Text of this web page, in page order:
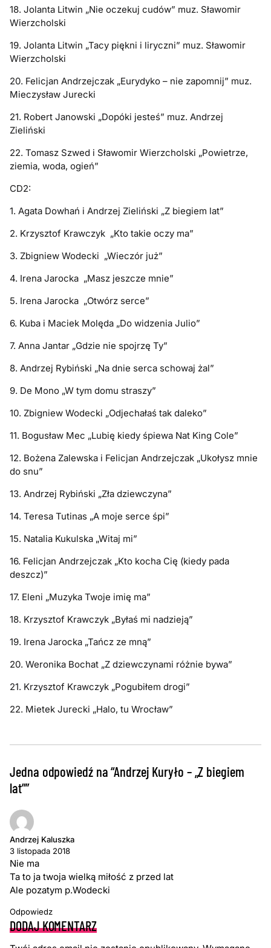
18. Jolanta Litwin „Nie oczekuj cudów” muz. Sławomir
Wierzcholski
19. Jolanta Litwin „Tacy piękni i liryczni” muz. Sławomir
Wierzcholski
20. Felicjan Andrzejczak „Eurydyko – nie zapomnij” muz.
Mieczysław Jurecki
21. Robert Janowski „Dopóki jesteś” muz. Andrzej
Zieliński
22. Tomasz Szwed i Sławomir Wierzcholski „Powietrze,
ziemia, woda, ogień”
CD2:
1. Agata Dowhań i Andrzej Zieliński „Z biegiem lat”
2. Krzysztof Krawczyk „Kto takie oczy ma”
3. Zbigniew Wodecki „Wieczór już”
4. Irena Jarocka „Masz jeszcze mnie”
5. Irena Jarocka „Otwórz serce”
6. Kuba i Maciek Molęda „Do widzenia Julio”
7. Anna Jantar „Gdzie nie spojrzę Ty”
8. Andrzej Rybiński „Na dnie serca schowaj żal”
9. De Mono „W tym domu straszy”
10. Zbigniew Wodecki „Odjechałaś tak daleko”
11. Bogusław Mec „Lubię kiedy śpiewa Nat King Cole”
12. Bożena Zalewska i Felicjan Andrzejczak „Ukołysz mnie
do snu”
13. Andrzej Rybiński „Zła dziewczyna”
14. Teresa Tutinas „A moje serce śpi”
15. Natalia Kukulska „Witaj mi”
16. Felicjan Andrzejczak „Kto kocha Cię (kiedy pada
deszcz)”
17. Eleni „Muzyka Twoje imię ma”
18. Krzysztof Krawczyk „Byłaś mi nadzieją”
19. Irena Jarocka „Tańcz ze mną”
20. Weronika Bochat „Z dziewczynami różnie bywa”
21. Krzysztof Krawczyk „Pogubiłem drogi”
22. Mietek Jurecki „Halo, tu Wrocław”
Jedna odpowiedź na “Andrzej Kuryło – „Z biegiem
lat””
Andrzej Kaluszka
3 listopada 2018
Nie ma
Ta to ja twoja wielką miłość z przed lat
Ale pozatym p.Wodecki
Odpowiedz
DODAJ KOMENTARZ